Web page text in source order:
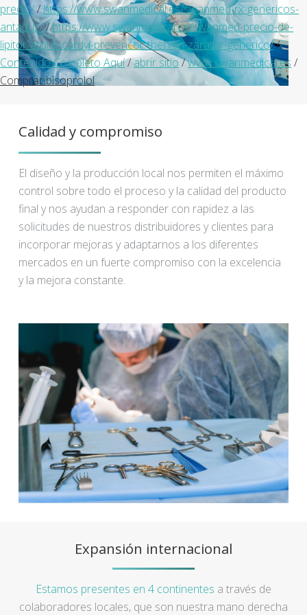
precio//https://www.swanmedical.es/swanmed-rx-genericos-
antabus//https://www.swanmedical.es/swanmed-precio-de-
lipitor-atoris-cardyl-prevencor-thervan-zarator-generico//
Contenido Completo Aquí/abrir sitio/www.swanmedical.es /
Comprar bisoprolol
Calidad y compromiso
El diseño y la producción local nos permiten el máximo
control sobre todo el proceso y la calidad del producto
final y nos ayudan a responder con rapidez a las
solicitudes de nuestros distribuidores y clientes para
incorporar mejoras y adaptarnos a los diferentes
mercados en un fuerte compromiso con la excelencia
y la mejora constante.
Expansión internacional
Estamos presentes en 4 continentes a través de
colaboradores locales, que son nuestra mano derecha